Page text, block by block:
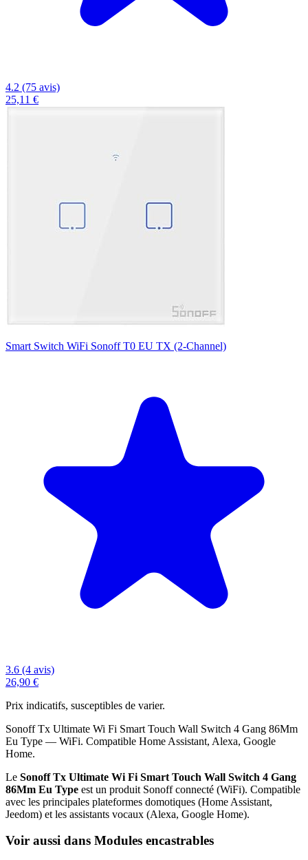
4.2 (75 avis)
25,11 €
Smart Switch WiFi Sonoff T0 EU TX (2-Channel)
3.6 (4 avis)
26,90 €
Prix indicatifs, susceptibles de varier.
Sonoff Tx Ultimate Wi Fi Smart Touch Wall Switch 4 Gang 86Mm
Eu Type — WiFi. Compatible Home Assistant, Alexa, Google
Home.
Le Sonoff Tx Ultimate Wi Fi Smart Touch Wall Switch 4 Gang
86Mm Eu Type est un produit Sonoff connecté (WiFi). Compatible
avec les principales plateformes domotiques (Home Assistant,
Jeedom) et les assistants vocaux (Alexa, Google Home).
Voir aussi dans Modules encastrables